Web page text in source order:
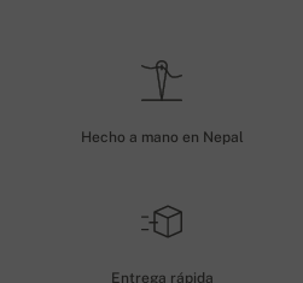
Hecho a mano en Nepal
Entrega rápida